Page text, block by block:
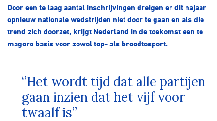
Over ons
Lid worden
Door een te laag aantal inschrijvingen dreigen er dit najaar
opnieuw nationale wedstrijden niet door te gaan en als die
trend zich doorzet, krijgt Nederland in de toekomst een te
magere basis voor zowel top- als breedtesport.
‘’Het wordt tijd dat alle partijen
gaan inzien dat het vijf voor
twaalf is”
Pumptrack Fixed gear